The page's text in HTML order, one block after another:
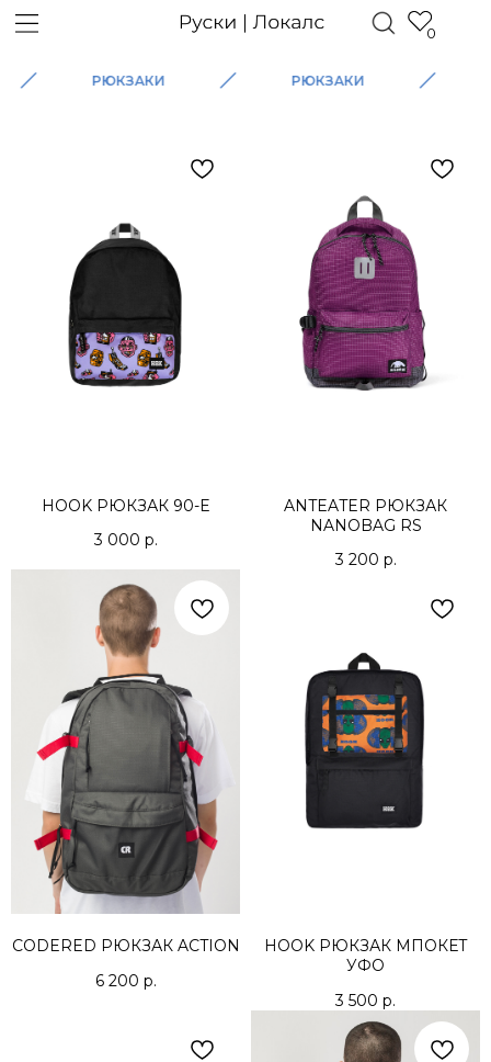
0
РЮКЗАКИ РЮКЗАКИ
HOOK РЮКЗАК 90-Е
3 000 р.
ANTEATER РЮКЗАК
NANOBAG RS
3 200 р.
CODERED РЮКЗАК ACTION
6 200 р.
HOOK РЮКЗАК МПОКЕТ
УФО
3 500 р.